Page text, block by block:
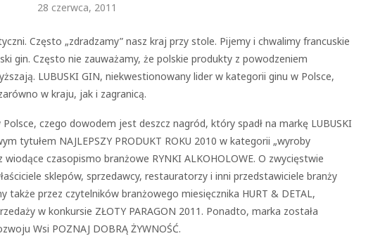
28 czerwca, 2011
Często „zdradzamy” nasz kraj przy stole. Pijemy i chwalimy francuskie
gin. Często nie zauważamy, że polskie produkty z powodzeniem
LUBUSKI GIN, niekwestionowany lider w kategorii ginu w Polsce,
w kraju, jak i zagranicą.
czego dowodem jest deszcz nagród, który spadł na markę LUBUSKI
tytułem NAJLEPSZY PRODUKT ROKU 2010 w kategorii „wyroby
czasopismo branżowe RYNKI ALKOHOLOWE. O zwycięstwie
sklepów, sprzedawcy, restauratorzy i inni przedstawiciele branży
także przez czytelników branżowego miesięcznika HURT & DETAL,
w konkursie ZŁOTY PARAGON 2011. Ponadto, marka została
Wsi POZNAJ DOBRĄ ŻYWNOŚĆ.